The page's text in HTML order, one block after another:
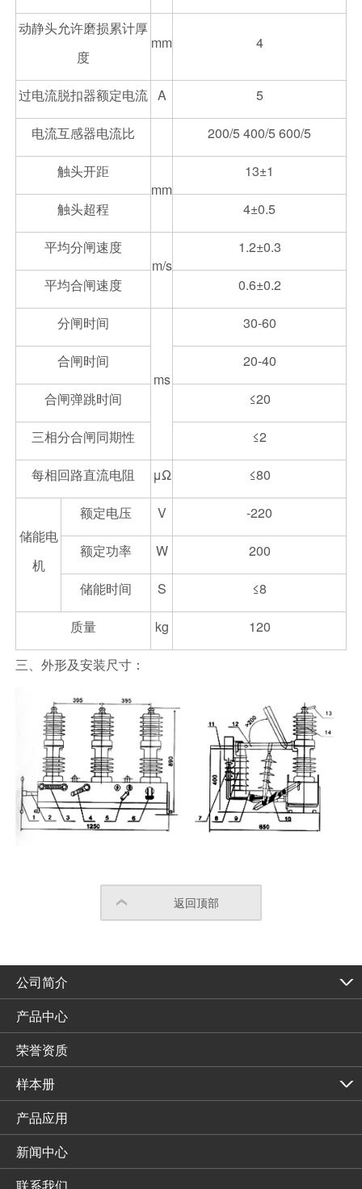
动静头允许磨损累计厚
度
mm 4
过电流脱扣器额定电流 A 5
电流互感器电流比 200/5 400/5 600/5
触头开距
mm
13±1
触头超程 4±0.5
平均分闸速度
m/s
1.2±0.3
平均合闸速度 0.6±0.2
分闸时间
ms
30-60
合闸时间 20-40
合闸弹跳时间 ≤20
三相分合闸同期性 ≤2
每相回路直流电阻 μΩ ≤80
储能电
机
额定电压 V -220
额定功率 W 200
储能时间 S ≤8
质量 kg 120
三、外形及安装尺寸：
返回顶部
公司简介
产品中心
荣誉资质
样本册
产品应用
新闻中心